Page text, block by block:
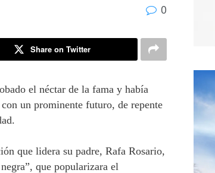
0
Share on Twitter
el néctar de la fama y había
un prominente futuro, de repente
que lidera su padre, Rafa Rosario,
que popularizara el